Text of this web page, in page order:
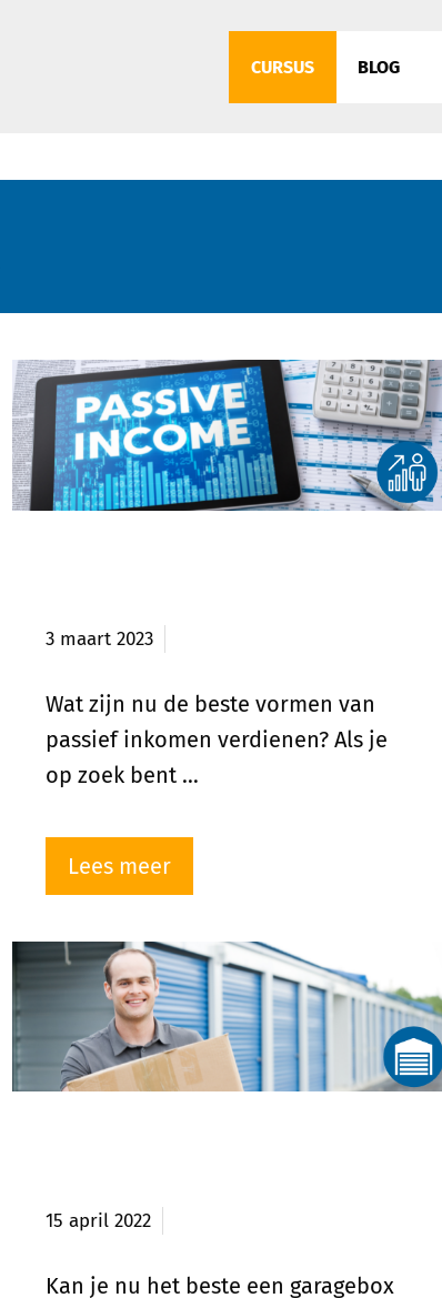
CURSUS BLOG
3 maart 2023
Wat zijn nu de beste vormen van
passief inkomen verdienen? Als je
op zoek bent …
Lees meer
15 april 2022
Kan je nu het beste een garagebox